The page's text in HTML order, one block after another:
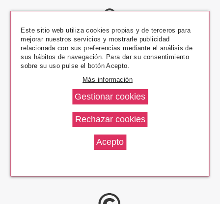
Pago Seguro
14 Días Devolución
Este sitio web utiliza cookies propias y de terceros para
mejorar nuestros servicios y mostrarle publicidad
relacionada con sus preferencias mediante el análisis de
sus hábitos de navegación. Para dar su consentimiento
sobre su uso pulse el botón Acepto.
Más información